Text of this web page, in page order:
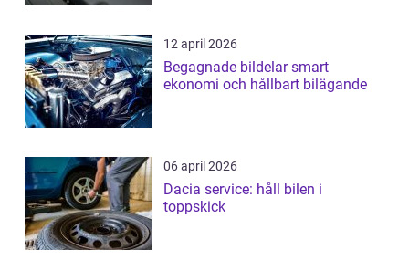
12 april 2026
Begagnade bildelar smart
ekonomi och hållbart bilägande
06 april 2026
Dacia service: håll bilen i
toppskick